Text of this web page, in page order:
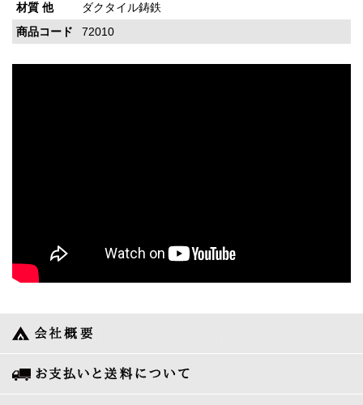
材質 他
ダクタイル鋳鉄
商品コード
72010